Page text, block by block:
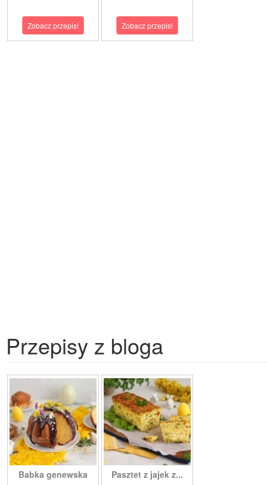
Zobacz przepis! Zobacz przepis!
Przepisy z bloga
Babka genewska Pasztet z jajek z...